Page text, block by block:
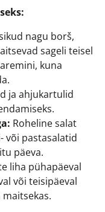
nagu borš,
sageli teisel
kuna
ja ahjukartulid
Roheline salat
või pastasalatid
päeva.
liha pühapäeval
või teisipäeval